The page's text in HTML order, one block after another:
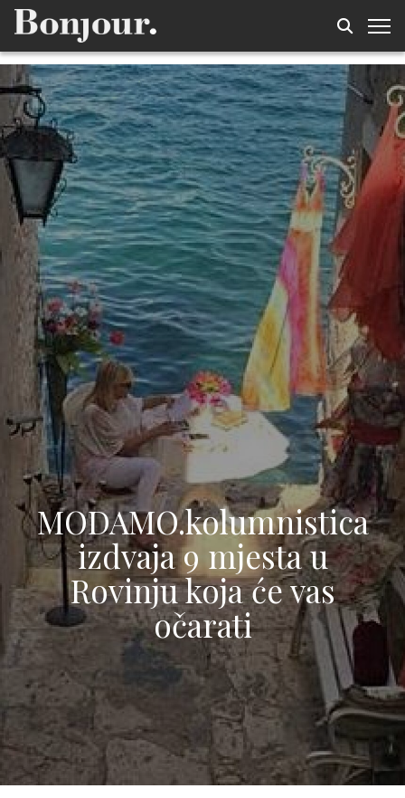
MODAMO.kolumnistica
izdvaja 9 mjesta u
Rovinju koja će vas
očarati